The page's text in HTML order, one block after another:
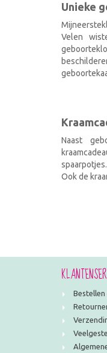
Unieke
Velen
Naast
Ook de
Bestellen